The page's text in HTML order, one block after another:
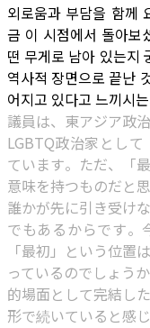
외로움과 부담을 함께
금 이 시점에서 돌아보
떤 무게로 남아 있는지
역사적 장면으로 끝난
어지고 있다고 느끼시
議員は、東アジア政
LGBTQ政治家とし
ています。ただ、「
意味を持つものだと
誰かが先に引き受け
でもあるからです。
「最初」という位置
っているのでしょう
的場面として完結し
形で続いていると感